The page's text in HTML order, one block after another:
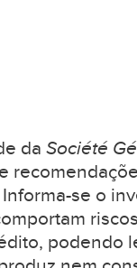
da Société
se o
podendo